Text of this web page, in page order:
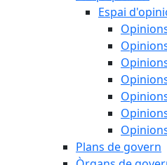
Espai
Plans de govern